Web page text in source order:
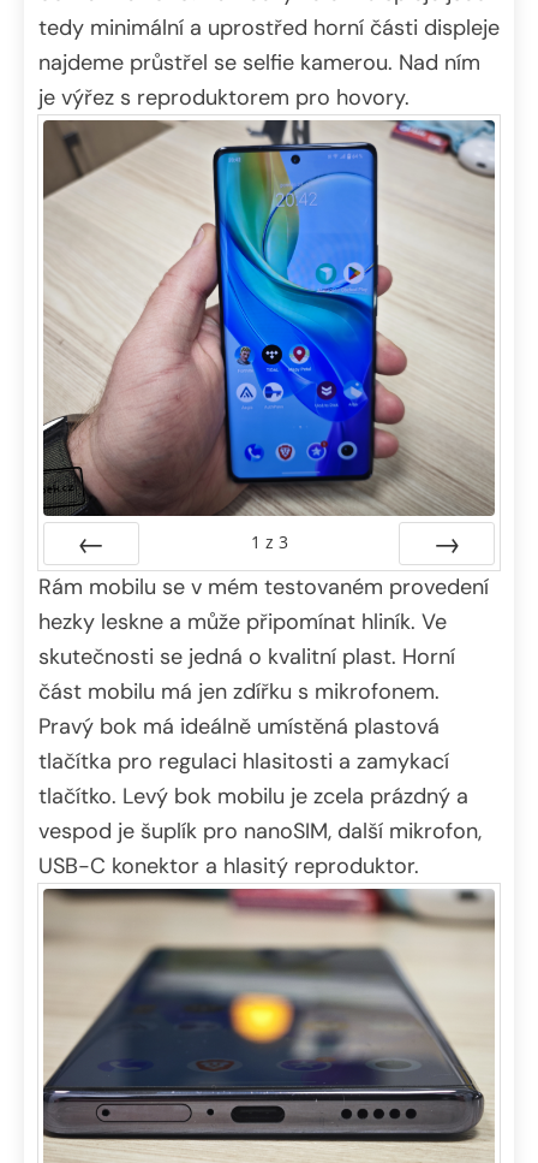
tedy minimální a uprostřed horní části displeje
najdeme průstřel se selfie kamerou. Nad ním
je výřez s reproduktorem pro hovory.
Předchozí
1 z 3
Další
Rám mobilu se v mém testovaném provedení
hezky leskne a může připomínat hliník. Ve
skutečnosti se jedná o kvalitní plast. Horní
část mobilu má jen zdířku s mikrofonem.
Pravý bok má ideálně umístěná plastová
tlačítka pro regulaci hlasitosti a zamykací
tlačítko. Levý bok mobilu je zcela prázdný a
vespod je šuplík pro nanoSIM, další mikrofon,
USB-C konektor a hlasitý reproduktor.